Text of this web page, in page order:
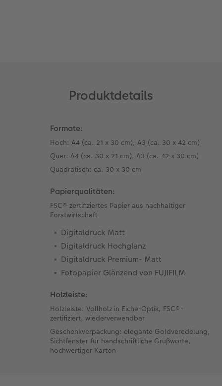
CEWE MyPhotos
Produktdetails
Formate:
Hoch: A4 (ca. 21 x 30 cm), A3 (ca. 30 x 42 cm)
Quer: A4 (ca. 30 x 21 cm), A3 (ca. 42 x 30 cm)
Quadratisch: ca. 30 x 30 cm
Papierqualitäten:
FSC® zertifiziertes Papier aus nachhaltiger
Forstwirtschaft
Digitaldruck Matt
Digitaldruck Hochglanz
Digitaldruck Premium- Matt
Fotopapier Glänzend von FUJIFILM
Holzleiste:
Holzleiste: Vollholz in Eiche-Optik, FSC®-
zertifiziert, wiederverwendbar
Geschenkverpackung: elegante Goldveredelung,
Sichtfenster für handschriftliche Grußworte,
hochwertiger Karton